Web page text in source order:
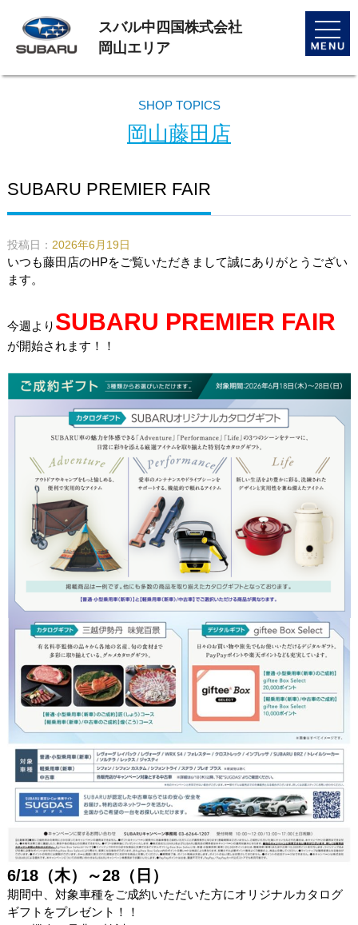
toggle
スバル中四国株式会社
岡山エリア
SHOP TOPICS
岡山藤田店
SUBARU PREMIER FAIR
投稿日： 2026年6月19日
いつも藤田店のHPをご覧いただきまして誠にありがとうござい
ます。
今週より SUBARU PREMIER FAIR
が開始されます！！
6/18（木）～28（日）
期間中、対象車種をご成約いただいた方にオリジナルカタログ
ギフトをプレゼント！！